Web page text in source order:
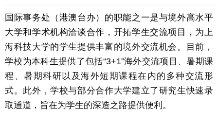
国际事务处（港澳台办）的职能之一是与境外高水平
大学和学术机构洽谈合作，开拓学生交流项目， 为上
海科技大学的学生提供丰富的境外交流机会。目前，
学校为本科生提供了包括“3+1”海外交流项目、暑期课
程、暑期科研以及海外短期课程在内的多种交流形
式。此外，学校与部分合作大学建立了研究生快速录
取通道，旨在为学生的深造之路提供便利。